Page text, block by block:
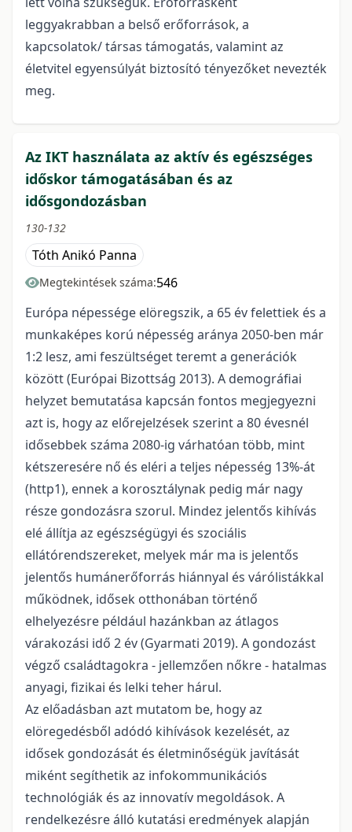
leggyakrabban a belső erőforrások, a
kapcsolatok/ társas támogatás, valamint az
életvitel egyensúlyát biztosító tényezőket nevezték
meg.
Az IKT használata az aktív és egészséges
időskor támogatásában és az
idősgondozásban
130-132
Tóth Anikó Panna
Megtekintések száma:546
Európa népessége elöregszik, a 65 év felettiek és a
munkaképes korú népesség aránya 2050-ben már
1:2 lesz, ami feszültséget teremt a generációk
között (Európai Bizottság 2013). A demográfiai
helyzet bemutatása kapcsán fontos megjegyezni
azt is, hogy az előrejelzések szerint a 80 évesnél
idősebbek száma 2080-ig várhatóan több, mint
kétszeresére nő és eléri a teljes népesség 13%-át
(http1), ennek a korosztálynak pedig már nagy
része gondozásra szorul. Mindez jelentős kihívás
elé állítja az egészségügyi és szociális
ellátórendszereket, melyek már ma is jelentős
jelentős humánerőforrás hiánnyal és várólistákkal
működnek, idősek otthonában történő
elhelyezésre például hazánkban az átlagos
várakozási idő 2 év (Gyarmati 2019). A gondozást
végző családtagokra - jellemzően nőkre - hatalmas
anyagi, fizikai és lelki teher hárul.
Az előadásban azt mutatom be, hogy az
elöregedésből adódó kihívások kezelését, az
idősek gondozását és életminőségük javítását
miként segíthetik az infokommunikációs
technológiák és az innovatív megoldások. A
rendelkezésre álló kutatási eredmények alapján